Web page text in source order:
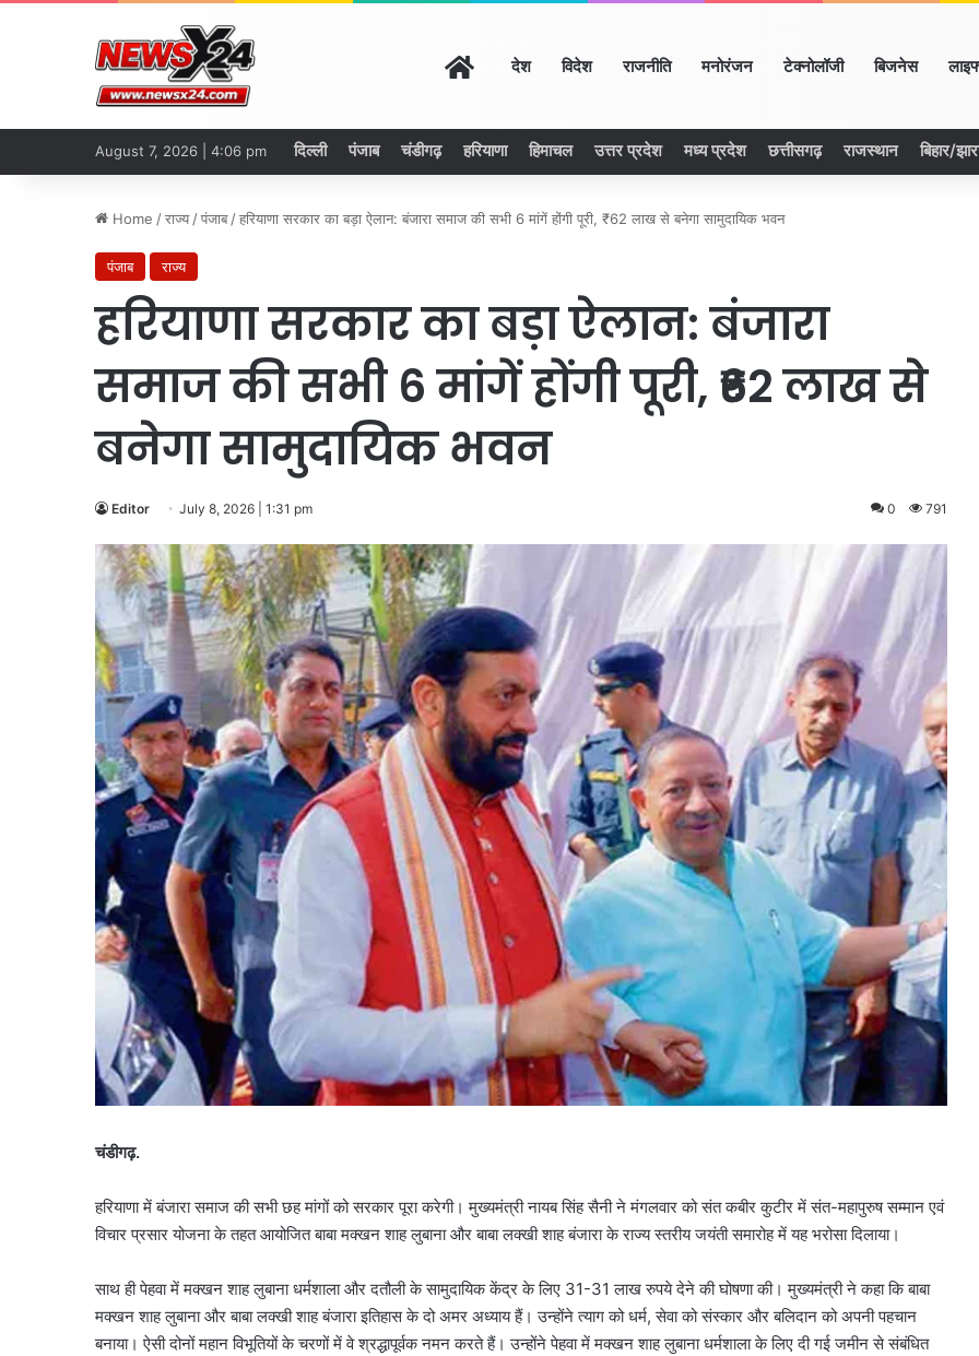
Homeदेश विदेश राजनीति मनोरंजन टेक्नोलॉजी बिजनेस
August 7, 2026 | 4:06 pm दिल्ली पंजाब चंडीगढ़ हरियाणा हिमाचल उत्तर प्रदेश मध्य प्रदेश छत्तीसगढ़ राजस्थान बिहार/
Home /राज्य /पंजाब /हरियाणा सरकार का बड़ा ऐलान: बंजारा समाज की सभी 6 मांगें होंगी पूरी, ₹62 लाख से बनेगा सामुदायिक भवन
पंजाब राज्य
हरियाणा सरकार का बड़ा ऐलान: बंजारा
समाज की सभी 6 मांगें होंगी पूरी, ₹62 लाख से
बनेगा सामुदायिक भवन
Editor July 8, 2026 | 1:31 pm 0 791
चंडीगढ़.
हरियाणा में बंजारा समाज की सभी छह मांगों को सरकार पूरा करेगी। मुख्यमंत्री नायब सिंह सैनी ने मंगलवार को संत कबीर कुटीर में संत-महापुरुष सम्मान एवं
विचार प्रसार योजना के तहत आयोजित बाबा मक्खन शाह लुबाना और बाबा लक्खी शाह बंजारा के राज्य स्तरीय जयंती समारोह में यह भरोसा दिलाया।
साथ ही पेहवा में मक्खन शाह लुबाना धर्मशाला और दतौली के सामुदायिक केंद्र के लिए 31-31 लाख रुपये देने की घोषणा की। मुख्यमंत्री ने कहा कि बाबा
मक्खन शाह लुबाना और बाबा लक्खी शाह बंजारा इतिहास के दो अमर अध्याय हैं। उन्होंने त्याग को धर्म, सेवा को संस्कार और बलिदान को अपनी पहचान
बनाया। ऐसी दोनों महान विभूतियों के चरणों में वे श्रद्धापूर्वक नमन करते हैं। उन्होंने पेहवा में मक्खन शाह लुबाना धर्मशाला के लिए दी गई जमीन से संबंधित